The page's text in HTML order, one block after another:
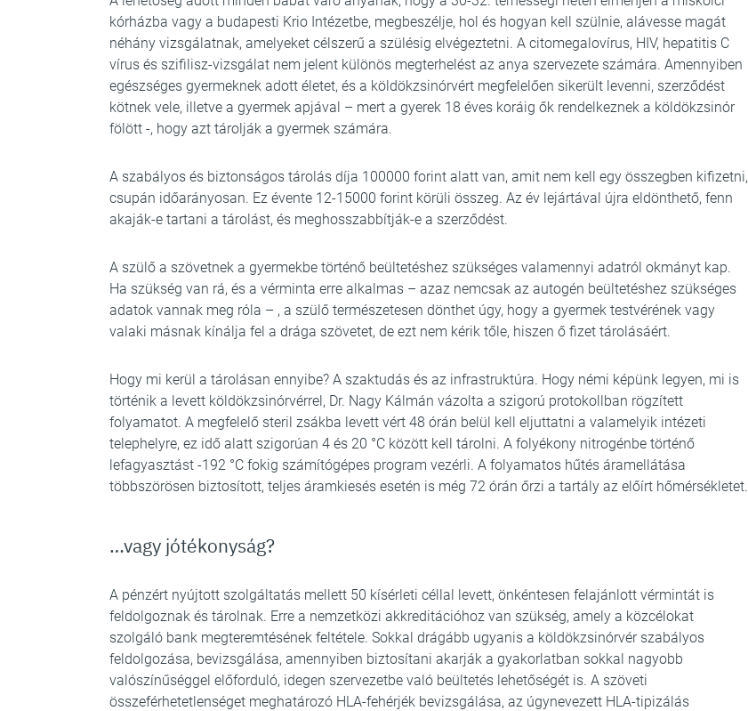
kórházba vagy a budapesti Krio Intézetbe, megbeszélje, hol és hogyan kell szülnie, alávesse magát
néhány vizsgálatnak, amelyeket célszerű a szülésig elvégeztetni. A citomegalovírus, HIV, hepatitis C
vírus és szifilisz-vizsgálat nem jelent különös megterhelést az anya szervezete számára. Amennyiben
egészséges gyermeknek adott életet, és a köldökzsinórvért megfelelően sikerült levenni, szerződést
kötnek vele, illetve a gyermek apjával – mert a gyerek 18 éves koráig ők rendelkeznek a köldökzsinór
fölött -, hogy azt tárolják a gyermek számára.
A szabályos és biztonságos tárolás díja 100000 forint alatt van, amit nem kell egy összegben kifizetni,
csupán időarányosan. Ez évente 12-15000 forint körüli összeg. Az év lejártával újra eldönthető, fenn
akaják-e tartani a tárolást, és meghosszabbítják-e a szerződést.
A szülő a szövetnek a gyermekbe történő beültetéshez szükséges valamennyi adatról okmányt kap.
Ha szükség van rá, és a vérminta erre alkalmas – azaz nemcsak az autogén beültetéshez szükséges
adatok vannak meg róla – , a szülő természetesen dönthet úgy, hogy a gyermek testvérének vagy
valaki másnak kínálja fel a drága szövetet, de ezt nem kérik tőle, hiszen ő fizet tárolásáért.
Hogy mi kerül a tárolásan ennyibe? A szaktudás és az infrastruktúra. Hogy némi képünk legyen, mi is
történik a levett köldökzsinórvérrel, Dr. Nagy Kálmán vázolta a szigorú protokollban rögzített
folyamatot. A megfelelő steril zsákba levett vért 48 órán belül kell eljuttatni a valamelyik intézeti
telephelyre, ez idő alatt szigorúan 4 és 20 °C között kell tárolni. A folyékony nitrogénbe történő
lefagyasztást -192 °C fokig számítógépes program vezérli. A folyamatos hűtés áramellátása
többszörösen biztosított, teljes áramkiesés esetén is még 72 órán őrzi a tartály az előírt hőmérsékletet.
…vagy jótékonyság?
A pénzért nyújtott szolgáltatás mellett 50 kísérleti céllal levett, önkéntesen felajánlott vérmintát is
feldolgoznak és tárolnak. Erre a nemzetközi akkreditációhoz van szükség, amely a közcélokat
szolgáló bank megteremtésének feltétele. Sokkal drágább ugyanis a köldökzsinórvér szabályos
feldolgozása, bevizsgálása, amennyiben biztosítani akarják a gyakorlatban sokkal nagyobb
valószínűséggel előforduló, idegen szervezetbe való beültetés lehetőségét is. A szöveti
összeférhetetlenséget meghatározó HLA-fehérjék bevizsgálása, az úgynevezett HLA-tipizálás